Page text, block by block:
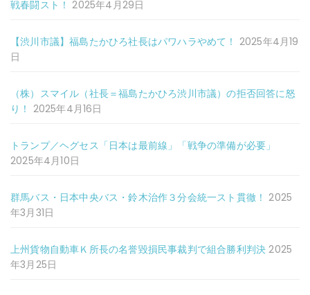
戦春闘スト！ 2025年4月29日
【渋川市議】福島たかひろ社長はパワハラやめて！ 2025年4月19
日
（株）スマイル（社長＝福島たかひろ渋川市議）の拒否回答に怒
り！ 2025年4月16日
トランプ／ヘグセス「日本は最前線」「戦争の準備が必要」
2025年4月10日
群馬バス・日本中央バス・鈴木治作３分会統一スト貫徹！ 2025
年3月31日
上州貨物自動車Ｋ所長の名誉毀損民事裁判で組合勝利判決 2025
年3月25日